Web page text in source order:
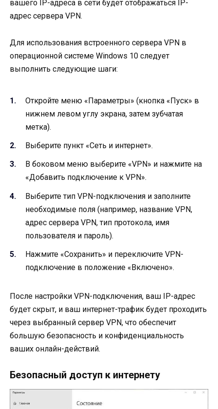
вашего IP-адреса в сети будет отображаться IP-
адрес сервера VPN.
Для использования встроенного сервера VPN в
операционной системе Windows 10 следует
выполнить следующие шаги:
Откройте меню «Параметры» (кнопка «Пуск» в
нижнем левом углу экрана, затем зубчатая
метка).
Выберите пункт «Сеть и интернет».
В боковом меню выберите «VPN» и нажмите на
«Добавить подключение к VPN».
Выберите тип VPN-подключения и заполните
необходимые поля (например, название VPN,
адрес сервера VPN, тип протокола, имя
пользователя и пароль).
Нажмите «Сохранить» и переключите VPN-
подключение в положение «Включено».
После настройки VPN-подключения, ваш IP-адрес
будет скрыт, и ваш интернет-трафик будет проходить
через выбранный сервер VPN, что обеспечит
большую безопасность и конфиденциальность
ваших онлайн-действий.
Безопасный доступ к интернету